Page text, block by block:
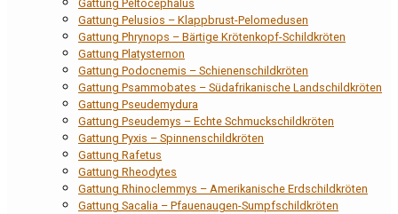
Gattung Peltocephalus
Gattung Pelusios – Klappbrust-Pelomedusen
Gattung Phrynops – Bärtige Krötenkopf-Schildkröten
Gattung Platysternon
Gattung Podocnemis – Schienenschildkröten
Gattung Psammobates – Südafrikanische Landschildkröten
Gattung Pseudemydura
Gattung Pseudemys – Echte Schmuckschildkröten
Gattung Pyxis – Spinnenschildkröten
Gattung Rafetus
Gattung Rheodytes
Gattung Rhinoclemmys – Amerikanische Erdschildkröten
Gattung Sacalia – Pfauenaugen-Sumpfschildkröten